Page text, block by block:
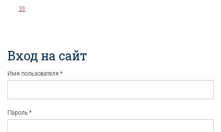
31
Вход на сайт
Имя пользователя *
Пароль *